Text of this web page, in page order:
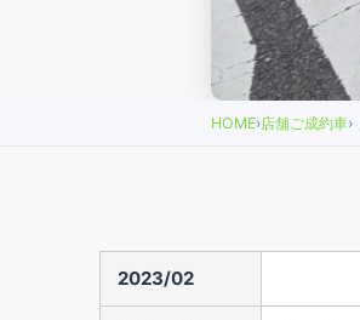
HOME›店舗ご成約車›
2023/02